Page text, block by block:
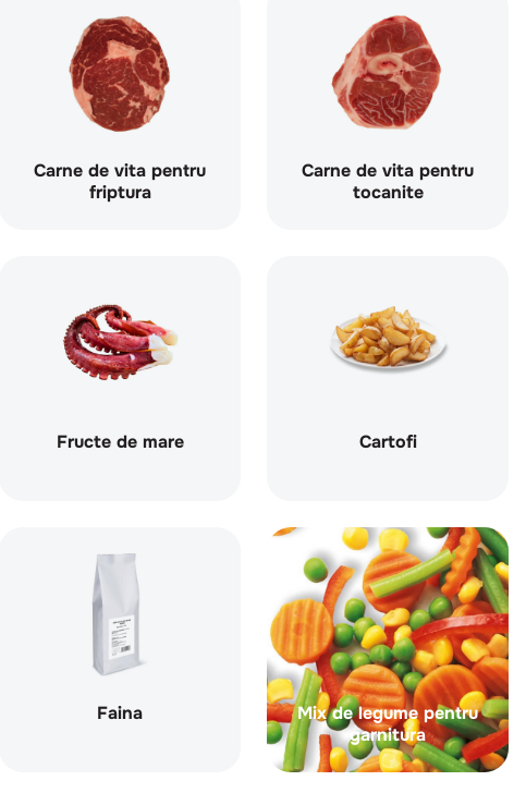
Carne de vita pentru
friptura
Carne de vita pentru
tocanite
Fructe de mare Cartofi
Faina
Mix de legume pentru
garnitura